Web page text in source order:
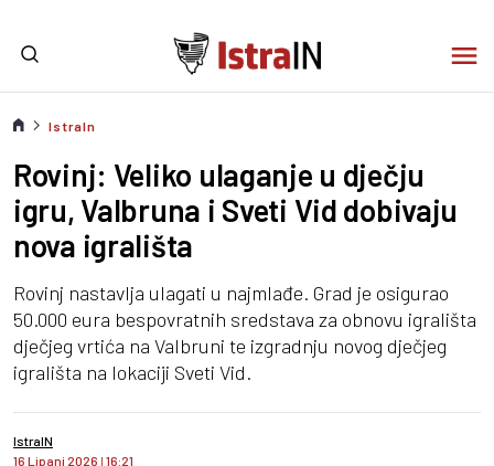
IstraIn
Rovinj: Veliko ulaganje u dječju
igru, Valbruna i Sveti Vid dobivaju
nova igrališta
Rovinj nastavlja ulagati u najmlađe. Grad je osigurao
50.000 eura bespovratnih sredstava za obnovu igrališta
dječjeg vrtića na Valbruni te izgradnju novog dječjeg
igrališta na lokaciji Sveti Vid.
IstraIN
16 Lipanj 2026 I 16:21